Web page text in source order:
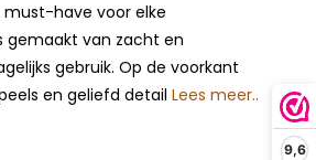
9,6
must-have voor elke
gemaakt van zacht en
gebruik. Op de voorkant
en geliefd detail Lees meer..